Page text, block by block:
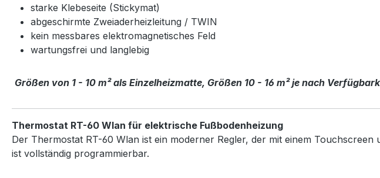
starke Klebeseite (Stickymat)
abgeschirmte Zweiaderheizleitung / TWIN
kein messbares elektromagnetisches Feld
wartungsfrei und langlebig
Größen von 1 - 10 m² als Einzelheizmatte, Größen 10 - 16 m² je nach
Thermostat RT-60 Wlan für elektrische Fußbodenheizung
Der Thermostat RT-60 Wlan ist ein moderner Regler, der mit einem
ist vollständig programmierbar.